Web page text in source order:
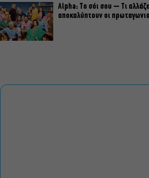
Alpha: Το σόι σου – Τι
αποκαλύπτουν οι